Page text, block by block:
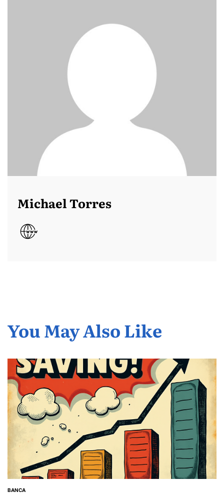
Michael Torres
You May Also Like
POSTED
BANCA